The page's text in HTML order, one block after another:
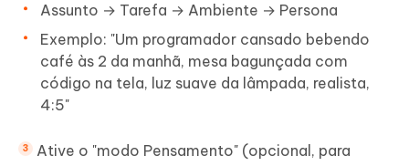
Assunto → Tarefa → Ambiente → Persona
Exemplo: "Um programador cansado bebendo
café às 2 da manhã, mesa bagunçada com
código na tela, luz suave da lâmpada, realista,
4:5"
Ative o "modo Pensamento" (opcional, para